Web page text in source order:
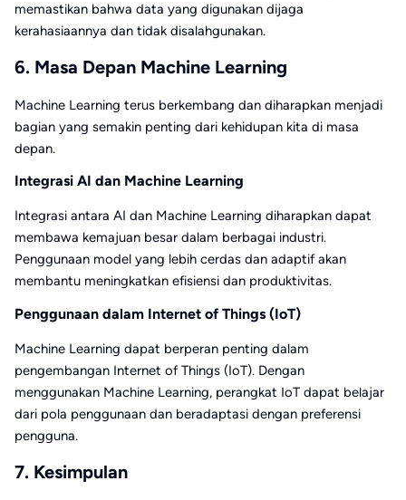
memastikan bahwa data yang digunakan dijaga
kerahasiaannya dan tidak disalahgunakan.
6. Masa Depan Machine Learning
Machine Learning terus berkembang dan diharapkan menjadi
bagian yang semakin penting dari kehidupan kita di masa
depan.
Integrasi AI dan Machine Learning
Integrasi antara AI dan Machine Learning diharapkan dapat
membawa kemajuan besar dalam berbagai industri.
Penggunaan model yang lebih cerdas dan adaptif akan
membantu meningkatkan efisiensi dan produktivitas.
Penggunaan dalam Internet of Things (IoT)
Machine Learning dapat berperan penting dalam
pengembangan Internet of Things (IoT). Dengan
menggunakan Machine Learning, perangkat IoT dapat belajar
dari pola penggunaan dan beradaptasi dengan preferensi
pengguna.
7. Kesimpulan